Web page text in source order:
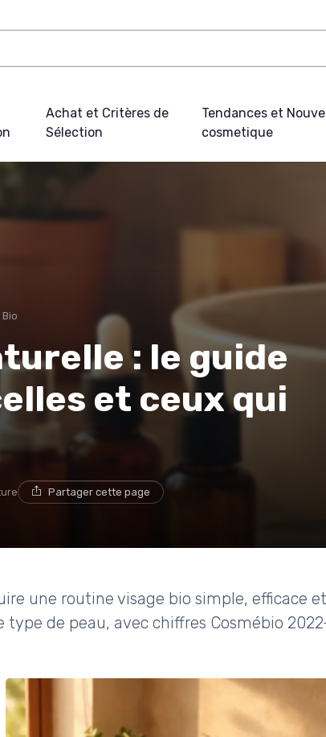
Achat et Critères de
Sélection
Tendances et
cosmetique
: le guide
et ceux qui
Partager cette page
une routine visage bio simple, efficace et
de peau, avec chiffres Cosmébio